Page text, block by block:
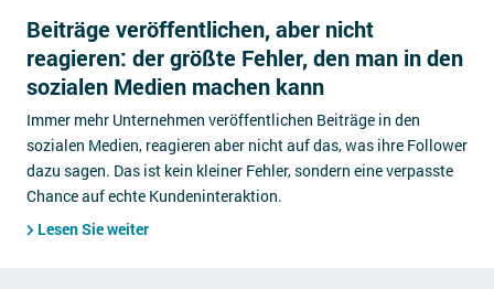
Beiträge veröffentlichen, aber nicht
reagieren: der größte Fehler, den man in den
sozialen Medien machen kann
Immer mehr Unternehmen veröffentlichen Beiträge in den
sozialen Medien, reagieren aber nicht auf das, was ihre Follower
dazu sagen. Das ist kein kleiner Fehler, sondern eine verpasste
Chance auf echte Kundeninteraktion.
Lesen Sie weiter